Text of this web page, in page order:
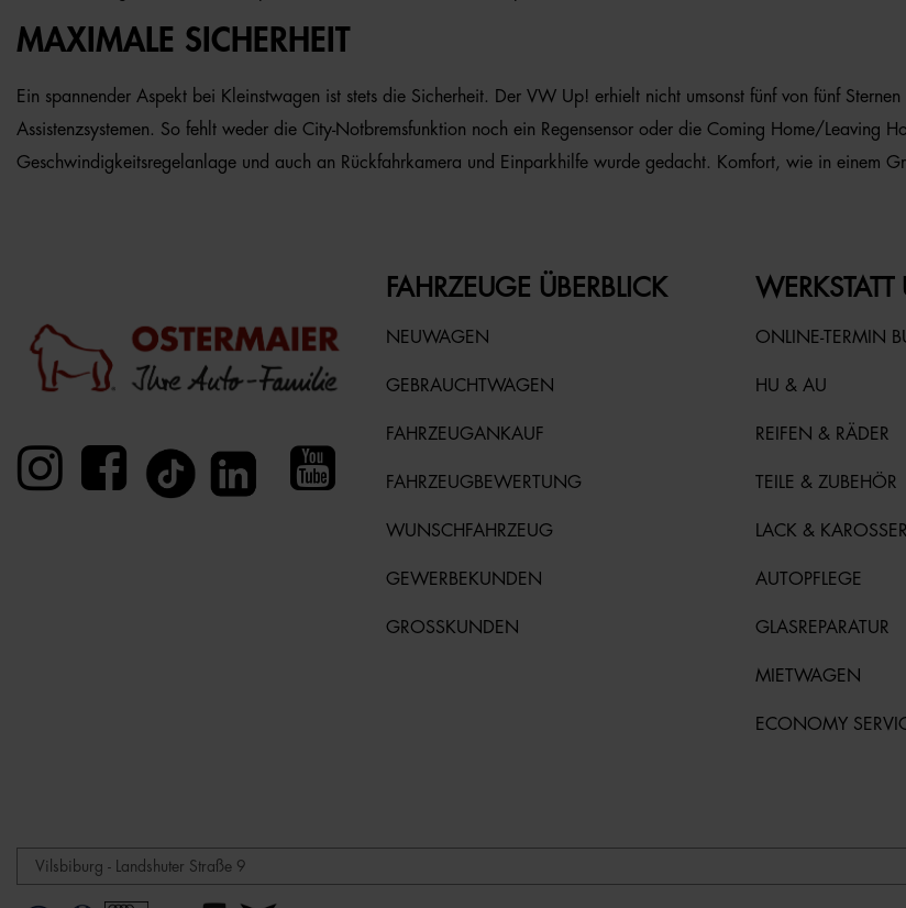
MAXIMALE SICHERHEIT
Ein spannender Aspekt bei Kleinstwagen ist stets die Sicherheit. Der VW Up! erhielt nicht umsonst fünf von fünf
Assistenzsystemen. So fehlt weder die City-Notbremsfunktion noch ein Regensensor oder die Coming Home/Leaving
Geschwindigkeitsregelanlage und auch an Rückfahrkamera und Einparkhilfe wurde gedacht. Komfort, wie in einem
FAHRZEUGE ÜBERBLICK
NEUWAGEN
GEBRAUCHTWAGEN
FAHRZEUGANKAUF
FAHRZEUGBEWERTUNG
WUNSCHFAHRZEUG
GEWERBEKUNDEN
GROSSKUNDEN
WERKSTATT
ONLINE-TERMIN
HU & AU
REIFEN & RÄDER
TEILE & ZUBEHÖR
LACK &
AUTOPFLEGE
GLASREPARATUR
MIETWAGEN
ECONOMY